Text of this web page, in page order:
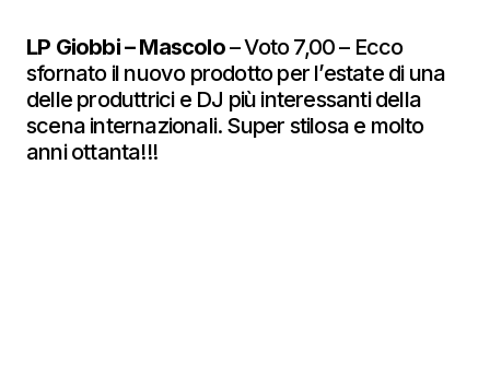
LP Giobbi – Mascolo– Voto 7,00 – Ecco
sfornato il nuovo prodotto per l’estate di una
delle produttrici e DJ più interessanti della
scena internazionali. Super stilosa e molto
anni ottanta!!!